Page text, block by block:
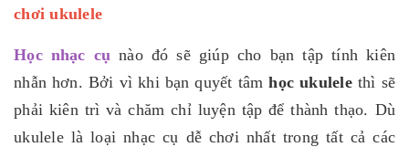
chơi ukulele
Học nhạc cụ nào đó sẽ giúp cho bạn tập tính kiên
nhẫn hơn. Bởi vì khi bạn quyết tâmhọc ukulelethì sẽ
phải kiên trì và chăm chỉ luyện tập để thành thạo. Dù
ukulele là loại nhạc cụ dễ chơi nhất trong tất cả các